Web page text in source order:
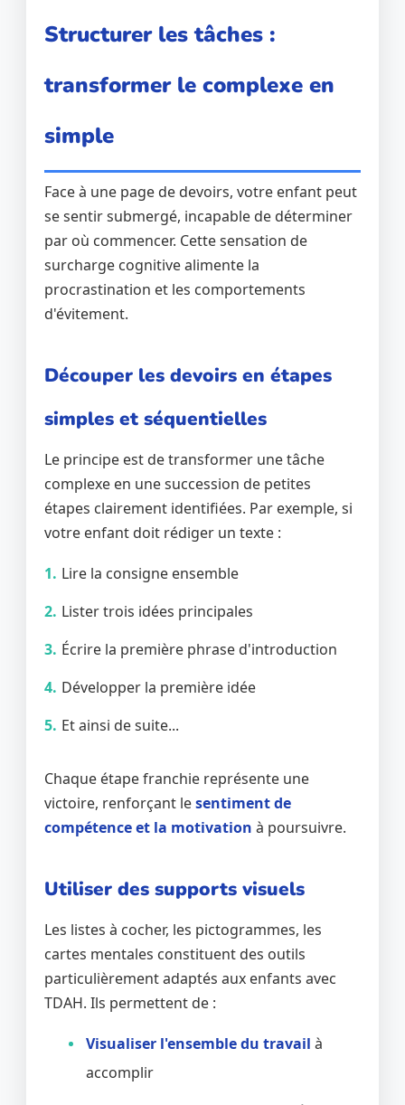
Structurer les tâches :
transformer le complexe en
simple
Face à une page de devoirs, votre enfant peut
se sentir submergé, incapable de déterminer
par où commencer. Cette sensation de
surcharge cognitive alimente la
procrastination et les comportements
d'évitement.
Découper les devoirs en étapes
simples et séquentielles
Le principe est de transformer une tâche
complexe en une succession de petites
étapes clairement identifiées. Par exemple, si
votre enfant doit rédiger un texte :
Lire la consigne ensemble
Lister trois idées principales
Écrire la première phrase d'introduction
Développer la première idée
Et ainsi de suite...
Chaque étape franchie représente une
victoire, renforçant lesentiment de
compétence et la motivation à poursuivre.
Utiliser des supports visuels
Les listes à cocher, les pictogrammes, les
cartes mentales constituent des outils
particulièrement adaptés aux enfants avec
TDAH. Ils permettent de :
Visualiser l'ensemble du travail à
accomplir